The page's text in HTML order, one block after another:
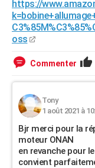
https://
oss
Commenter
Tony
1 août 2021 à
Bjr merci pour la
moteur ONAN
en revanche pour
convient